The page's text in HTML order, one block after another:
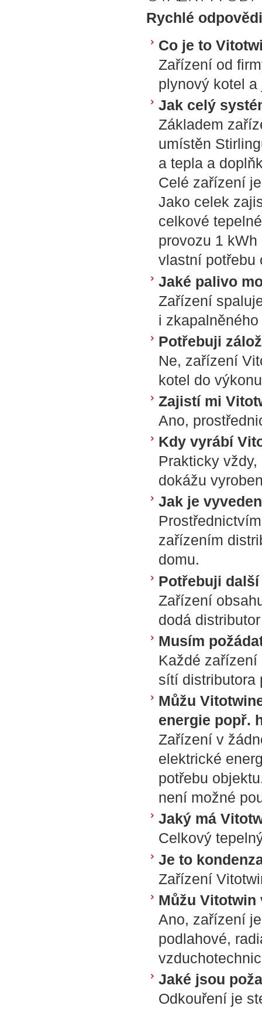
Rychlé
Co je to
Zařízení od
plynový kotel
Jak celý
Základem
umístěn
a tepla a
Celé zařízení
Jako celek
celkové
provozu 1
vlastní potřebu
Jaké palivo
Zařízení
i
Potřebuji
Ne, zařízení
kotel do
Zajistí mi
Ano,
Kdy vyrábí
Prakticky
dokážu
Jak je
zařízením
domu.
Potřebuji
Zařízení
dodá
Musím
Každé
sítí distributora
Můžu
energie popř.
Zařízení v
elektrické
potřebu
není možné
Jaký má
Celkový
Je to
Zařízení
Můžu
Ano, zařízení
podlahové,
Jaké jsou
Odkouření je